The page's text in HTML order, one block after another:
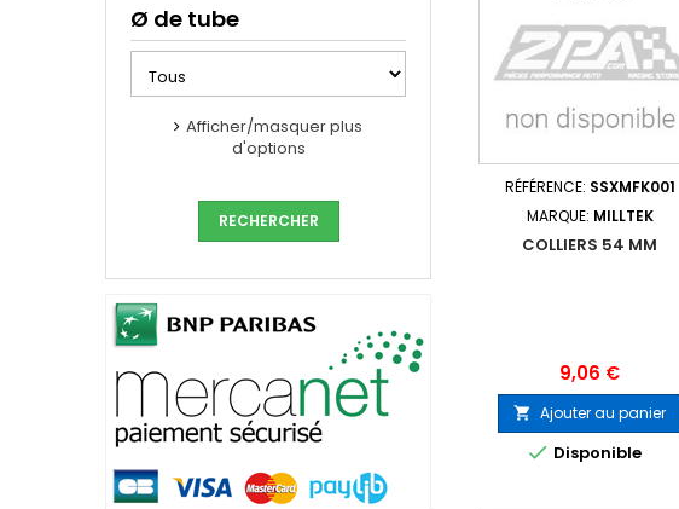
Ø de tube
Afficher/masquer plus
d'options
RÉFÉRENCE: SSXMFK001
MARQUE: MILLTEK
COLLIERS 54 MM
Prix
9,06 €
 Ajouter au panier
 Disponible